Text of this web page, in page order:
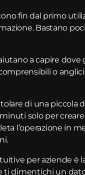
fin dal primo
Bastano
a capire
o
di una piccola
solo per
l’operazione in
per aziende è
ti dimentichi un